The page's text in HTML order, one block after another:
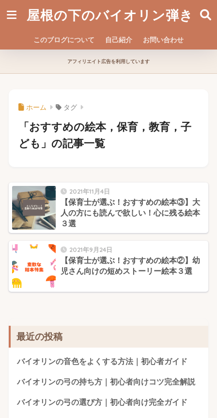
屋根の下のバイオリン弾き
このブログについて 自己紹介 お問い合わせ
アフィリエイト広告を利用しています
ホーム タグ
「おすすめの絵本，保育，教育，子
ども」の記事一覧
2021年11月4日
【保育士が選ぶ！おすすめの絵本③】大
人の方にも読んで欲しい！心に残る絵本
３選
2021年9月24日
【保育士が選ぶ！おすすめの絵本②】幼
児さん向けの短めストーリー絵本３選
最近の投稿
バイオリンの音色をよくする方法｜初心者ガイド
バイオリンの弓の持ち方｜初心者向けコツ完全解説
バイオリンの弓の選び方｜初心者向け完全ガイド